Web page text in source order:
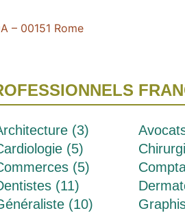
– 00151 Rome
(3)
(5)
(5)
(11)
(10)